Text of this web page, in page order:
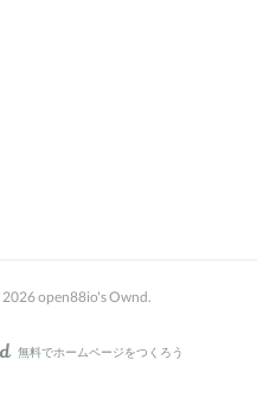
2026open88io's Ownd.
AmebaOwnd
無料でホームページをつくろう